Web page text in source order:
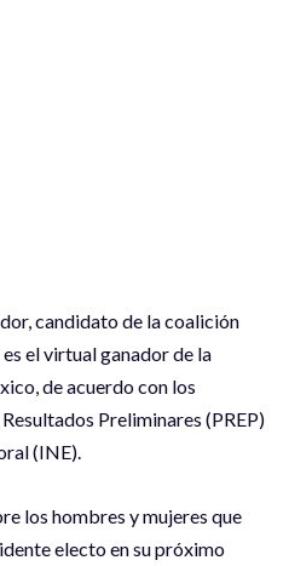
candidato de la coalición
el virtual ganador de la
de acuerdo con los
Preliminares (PREP)
(INE).
los hombres y mujeres que
electo en su próximo